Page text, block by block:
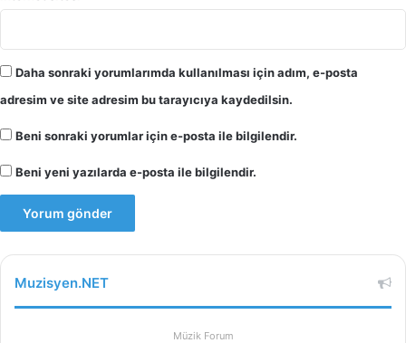
Daha sonraki yorumlarımda kullanılması için adım, e-posta
adresim ve site adresim bu tarayıcıya kaydedilsin.
Beni sonraki yorumlar için e-posta ile bilgilendir.
Beni yeni yazılarda e-posta ile bilgilendir.
Muzisyen.NET
Müzik Forum